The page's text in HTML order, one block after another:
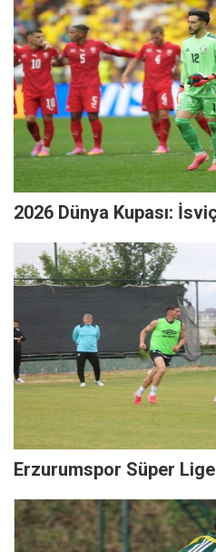
2026 Dünya Kupası:
Erzurumspor Süper Lige